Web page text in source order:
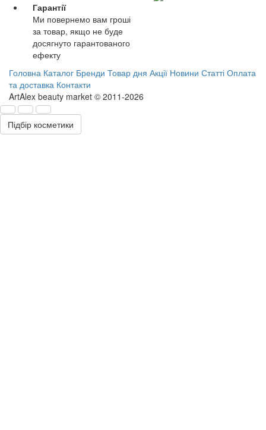
Гарантії
Ми повернемо вам гроші
за товар, якщо не буде
досягнуто гарантованого
ефекту
Головна Каталог Бренди Товар дня Акції Новини Статті Оплата
та доставка Контакти
ArtAlex beauty market © 2011-2026
Підбір косметики